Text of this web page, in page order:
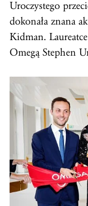
Uroczystego
dokonała znana
Kidman.
Omegą Stephen